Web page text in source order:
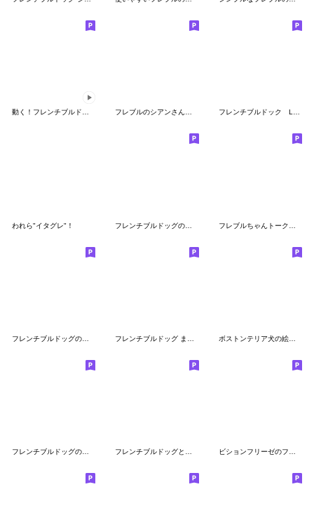
動く！フレンチブルドッグの絵文字 フレブルのシアンさんの絵文字 フレンチブルドック LOVE
われら"イタグレ"！
ボストンテリア犬の絵文字
フレンチブルドッグの絵文字etsuka フレンチブルドッグとパグ♡ ビションフリーゼのフワフワ絵文字